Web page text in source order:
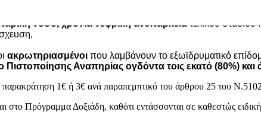
νόσο, χρόνια νεφρική ανεπάρκειατελικού σταδίου
ακρωτηριασμένοι που λαμβάνουν το εξωϊδρυματικό
Αναπηρίας ογδόντα τοις εκατό (80%)
παρακράτηση 1€ ή 3€ ανά παραπεμπτικό του άρθρου 25 του
στο Πρόγραμμα Δοξιάδη, καθότι εντάσσονται σε καθεστώς